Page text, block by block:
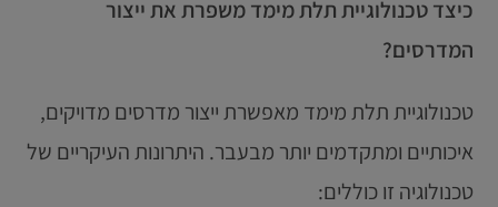
כיצד טכנולוגיית תלת מימד משפרת את ייצור
המדרסים?
טכנולוגיית תלת מימד מאפשרת ייצור מדרסים מדויקים,
איכותיים ומתקדמים יותר מבעבר. היתרונות העיקריים של
טכנולוגיה זו כוללים: